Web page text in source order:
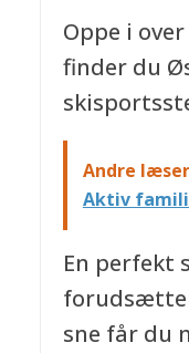
Oppe i
finder du
Andre
Aktiv
En perfekt
sne får du